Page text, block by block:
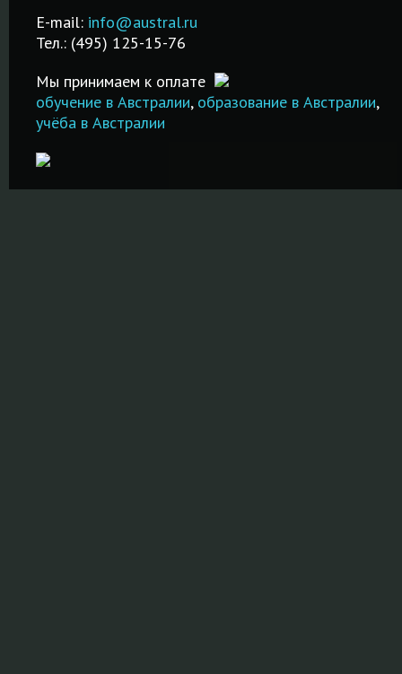
специализированных
школах и вузах!
ПОДРОБНЕЕ
после обучения.
E-mail: info@austral.ru
Тел.: (495) 125-15-76
Мы принимаем к оплате
обучение в Австралии, образование в Австралии,
учёба в Австралии